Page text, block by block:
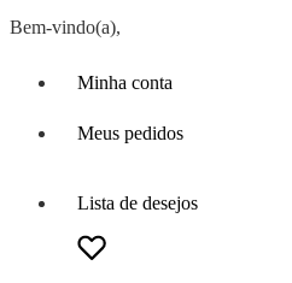
Bem-vindo(a),
Minha conta
Meus pedidos
Lista de desejos